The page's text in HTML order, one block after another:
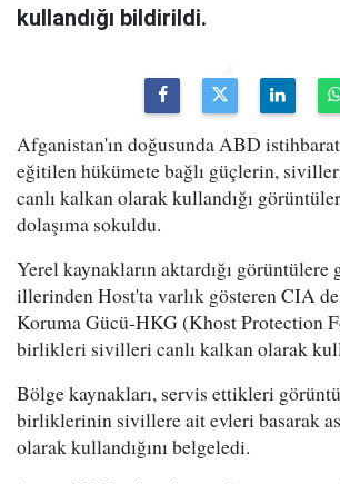
kullandığı bildirildi.
Afganistan'ın doğusunda ABD
eğitilen hükümete bağlı güçlerin,
canlı kalkan olarak kullandığı
dolaşıma sokuldu.
Yerel kaynakların aktardığı
illerinden Host'ta varlık gösteren CIA
Koruma Gücü-HKG (Khost Protection
birlikleri sivilleri canlı kalkan olarak
Bölge kaynakları, servis ettikleri
birliklerinin sivillere ait evleri basarak
olarak kullandığını belgeledi.